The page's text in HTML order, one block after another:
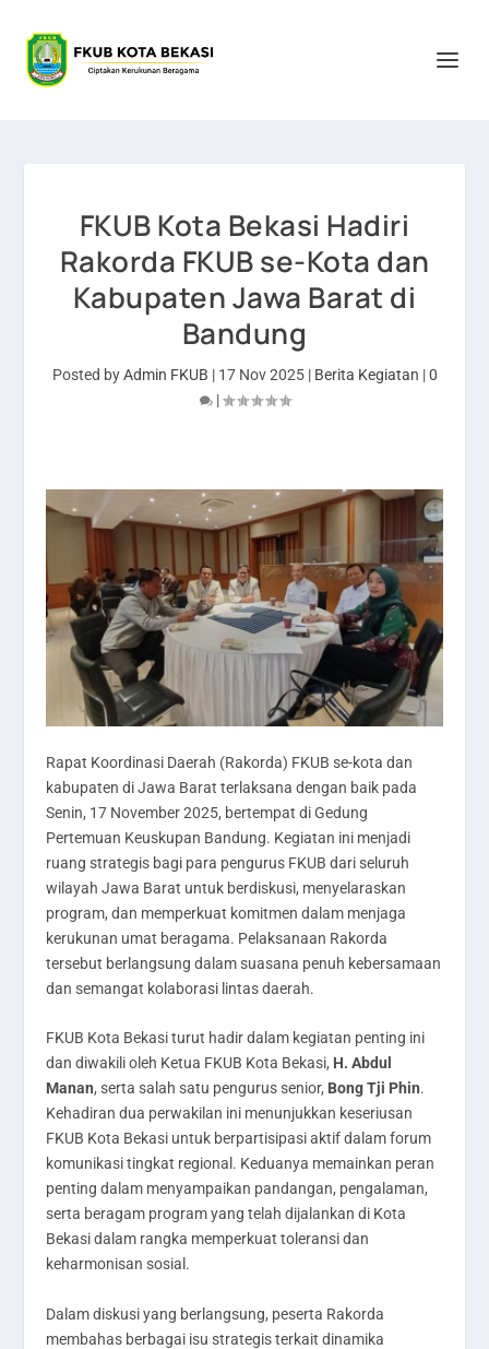
FKUB Kota Bekasi Hadiri
Rakorda FKUB se-Kota dan
Kabupaten Jawa Barat di
Bandung
Posted byAdmin FKUB | 17 Nov 2025| Berita Kegiatan |0
|
Rapat Koordinasi Daerah (Rakorda) FKUB se-kota dan
kabupaten di Jawa Barat terlaksana dengan baik pada
Senin, 17 November 2025, bertempat di Gedung
Pertemuan Keuskupan Bandung. Kegiatan ini menjadi
ruang strategis bagi para pengurus FKUB dari seluruh
wilayah Jawa Barat untuk berdiskusi, menyelaraskan
program, dan memperkuat komitmen dalam menjaga
kerukunan umat beragama. Pelaksanaan Rakorda
tersebut berlangsung dalam suasana penuh kebersamaan
dan semangat kolaborasi lintas daerah.
FKUB Kota Bekasi turut hadir dalam kegiatan penting ini
dan diwakili oleh Ketua FKUB Kota Bekasi, H. Abdul
Manan, serta salah satu pengurus senior, Bong Tji Phin.
Kehadiran dua perwakilan ini menunjukkan keseriusan
FKUB Kota Bekasi untuk berpartisipasi aktif dalam forum
komunikasi tingkat regional. Keduanya memainkan peran
penting dalam menyampaikan pandangan, pengalaman,
serta beragam program yang telah dijalankan di Kota
Bekasi dalam rangka memperkuat toleransi dan
keharmonisan sosial.
Dalam diskusi yang berlangsung, peserta Rakorda
membahas berbagai isu strategis terkait dinamika